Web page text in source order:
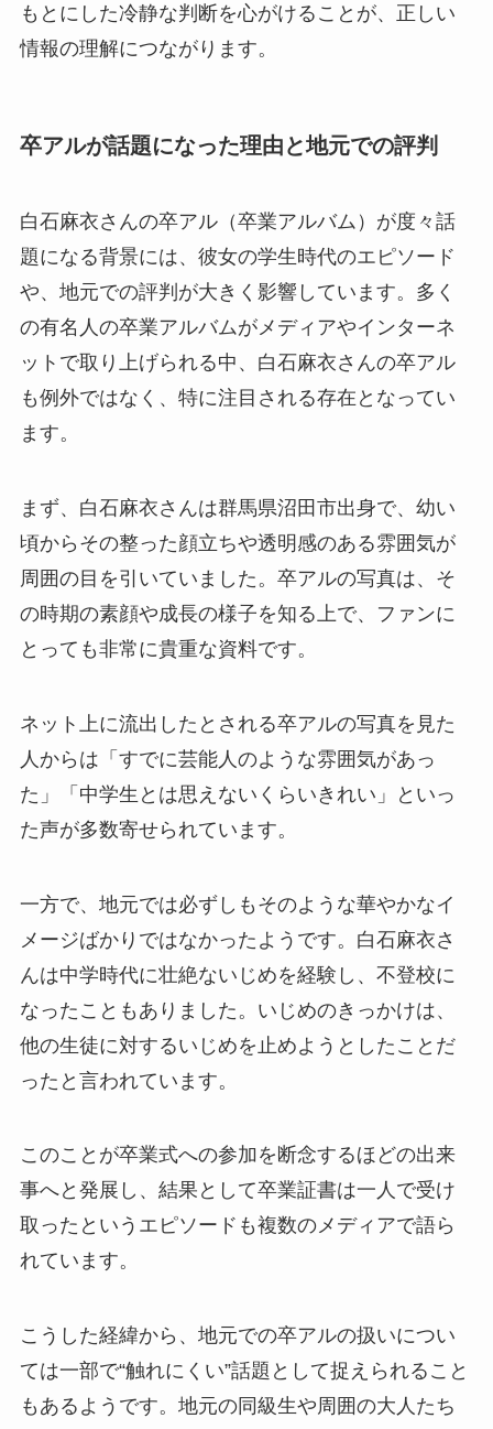
もとにした冷静な判断を心がけることが、正しい
情報の理解につながります。
卒アルが話題になった理由と地元での評判
白石麻衣さんの卒アル（卒業アルバム）が度々話
題になる背景には、彼女の学生時代のエピソード
や、地元での評判が大きく影響しています。多く
の有名人の卒業アルバムがメディアやインターネ
ットで取り上げられる中、白石麻衣さんの卒アル
も例外ではなく、特に注目される存在となってい
ます。
まず、白石麻衣さんは群馬県沼田市出身で、幼い
頃からその整った顔立ちや透明感のある雰囲気が
周囲の目を引いていました。卒アルの写真は、そ
の時期の素顔や成長の様子を知る上で、ファンに
とっても非常に貴重な資料です。
ネット上に流出したとされる卒アルの写真を見た
人からは「すでに芸能人のような雰囲気があっ
た」「中学生とは思えないくらいきれい」といっ
た声が多数寄せられています。
一方で、地元では必ずしもそのような華やかなイ
メージばかりではなかったようです。白石麻衣さ
んは中学時代に壮絶ないじめを経験し、不登校に
なったこともありました。いじめのきっかけは、
他の生徒に対するいじめを止めようとしたことだ
ったと言われています。
このことが卒業式への参加を断念するほどの出来
事へと発展し、結果として卒業証書は一人で受け
取ったというエピソードも複数のメディアで語ら
れています。
こうした経緯から、地元での卒アルの扱いについ
ては一部で“触れにくい”話題として捉えられること
もあるようです。地元の同級生や周囲の大人たち